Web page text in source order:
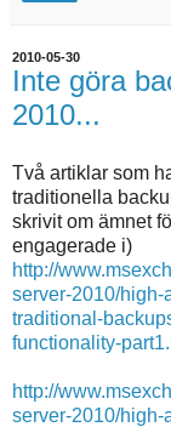
2010-05-30
Inte göra
2010...
Två artiklar som
traditionella
skrivit om ämnet
engagerade i)
http://
server-2010/
traditional-
functionality-
http://
server-2010/